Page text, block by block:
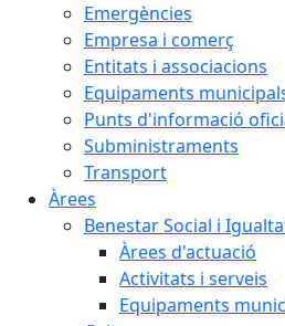
Emergències
Empresa i comerç
Entitats i associacions
Equipaments
Punts d'informació
Subministraments
Transport
Àrees
Benestar Social i
Àrees d'actuació
Activitats i serveis
Equipaments